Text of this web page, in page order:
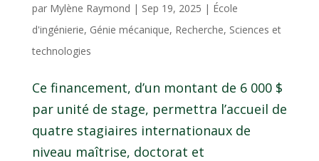
par Mylène Raymond | Sep 19, 2025 | École
d'ingénierie, Génie mécanique, Recherche, Sciences et
technologies
Ce financement, d’un montant de 6 000 $
par unité de stage, permettra l’accueil de
quatre stagiaires internationaux de
niveau maîtrise, doctorat et